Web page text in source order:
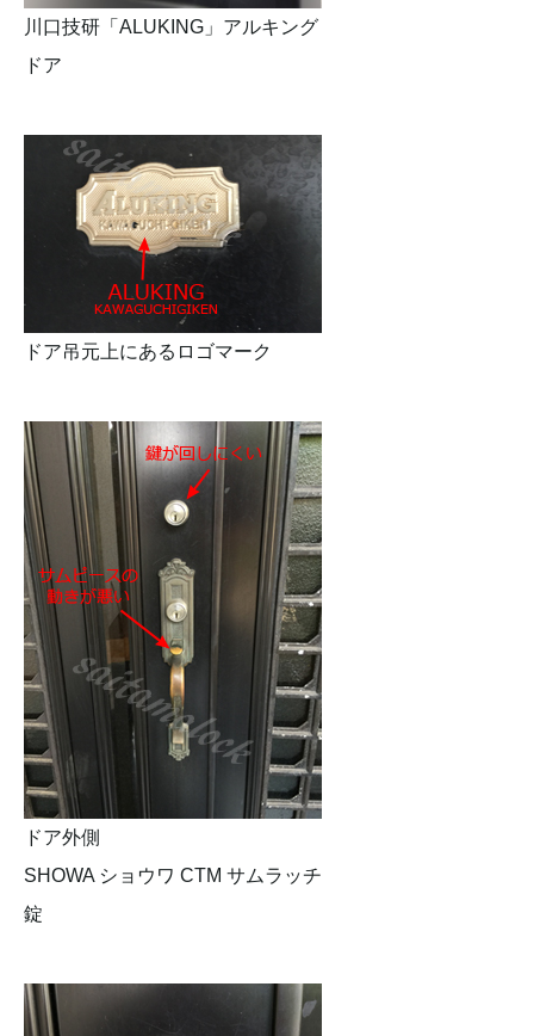
川口技研「ALUKING」アルキング
ドア
ドア吊元上にあるロゴマーク
ドア外側
SHOWA ショウワ CTM サムラッチ
錠